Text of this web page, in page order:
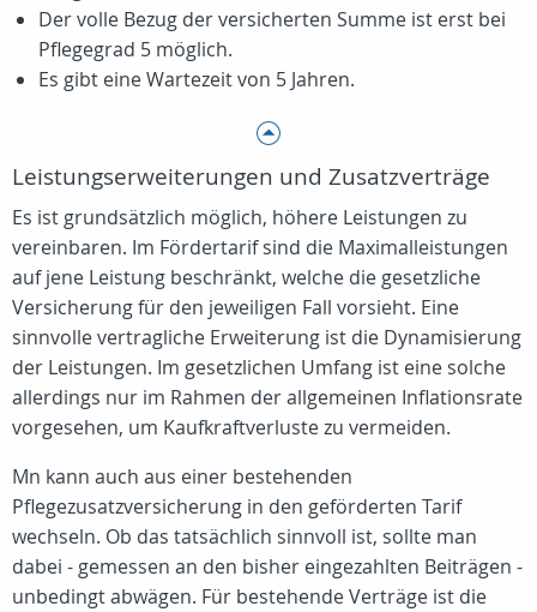
Der volle Bezug der versicherten Summe ist erst bei
Pflegegrad 5 möglich.
Es gibt eine Wartezeit von 5 Jahren.
Leistungserweiterungen und Zusatzverträge
Es ist grundsätzlich möglich, höhere Leistungen zu
vereinbaren. Im Fördertarif sind die Maximalleistungen
auf jene Leistung beschränkt, welche die gesetzliche
Versicherung für den jeweiligen Fall vorsieht. Eine
sinnvolle vertragliche Erweiterung ist die Dynamisierung
der Leistungen. Im gesetzlichen Umfang ist eine solche
allerdings nur im Rahmen der allgemeinen Inflationsrate
vorgesehen, um Kaufkraftverluste zu vermeiden.
Mn kann auch aus einer bestehenden
Pflegezusatzversicherung in den geförderten Tarif
wechseln. Ob das tatsächlich sinnvoll ist, sollte man
dabei - gemessen an den bisher eingezahlten Beiträgen -
unbedingt abwägen. Für bestehende Verträge ist die